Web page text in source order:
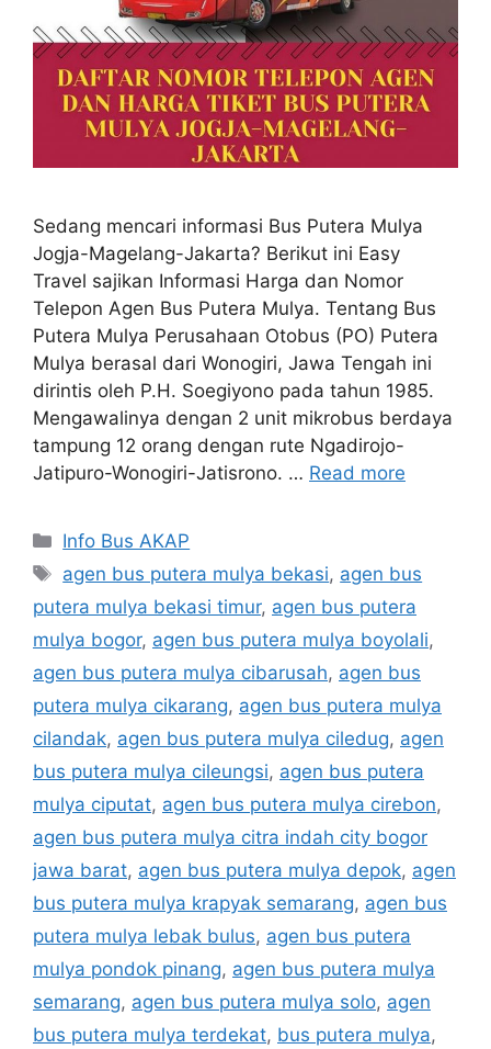
Sedang mencari informasi Bus Putera Mulya
Jogja-Magelang-Jakarta? Berikut ini Easy
Travel sajikan Informasi Harga dan Nomor
Telepon Agen Bus Putera Mulya. Tentang Bus
Putera Mulya Perusahaan Otobus (PO) Putera
Mulya berasal dari Wonogiri, Jawa Tengah ini
dirintis oleh P.H. Soegiyono pada tahun 1985.
Mengawalinya dengan 2 unit mikrobus berdaya
tampung 12 orang dengan rute Ngadirojo-
Jatipuro-Wonogiri-Jatisrono. … Read more
Categories
Info Bus AKAP
Tags
agen bus putera mulya bekasi, agen bus
putera mulya bekasi timur, agen bus putera
mulya bogor, agen bus putera mulya boyolali,
agen bus putera mulya cibarusah, agen bus
putera mulya cikarang, agen bus putera mulya
cilandak, agen bus putera mulya ciledug, agen
bus putera mulya cileungsi, agen bus putera
mulya ciputat, agen bus putera mulya cirebon,
agen bus putera mulya citra indah city bogor
jawa barat, agen bus putera mulya depok, agen
bus putera mulya krapyak semarang, agen bus
putera mulya lebak bulus, agen bus putera
mulya pondok pinang, agen bus putera mulya
semarang, agen bus putera mulya solo, agen
bus putera mulya terdekat, bus putera mulya,